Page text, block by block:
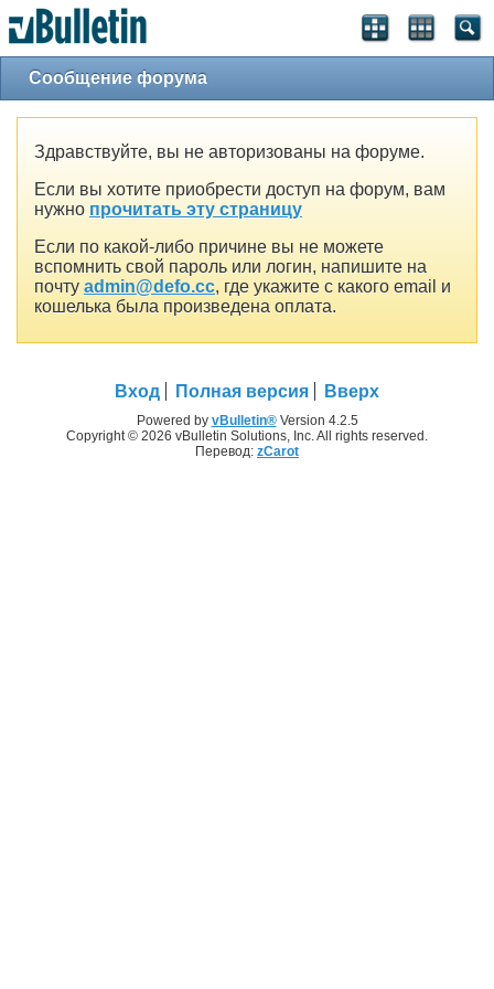
Сообщение форума
Здравствуйте, вы не авторизованы на форуме.
Если вы хотите приобрести доступ на форум, вам
нужно прочитать эту страницу
Если по какой-либо причине вы не можете
вспомнить свой пароль или логин, напишите на
почту admin@defo.cc, где укажите с какого email и
кошелька была произведена оплата.
Вход Полная версия Вверх
Powered by vBulletin®Version 4.2.5
Copyright © 2026 vBulletin Solutions, Inc. All rights reserved.
Перевод: zCarot